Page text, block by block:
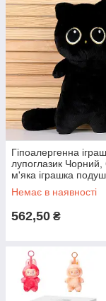
Гіпоалергенна
лупоглазик Чорний,
м'яка іграшка
игрушечный котик
Немає в наявності
562,50 ₴